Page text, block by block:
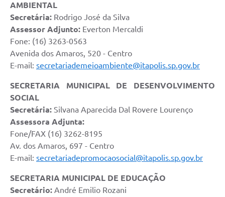
AMBIENTAL
Secretária: Rodrigo José da Silva
Assessor Adjunto: Everton Mercaldi
Fone: (16) 3263-0563
Avenida dos Amaros, 520 - Centro
E-mail: secretariademeioambiente@itapolis.sp.gov.br
SECRETARIA MUNICIPAL DE DESENVOLVIMENTO
SOCIAL
Secretária: Silvana Aparecida Dal Rovere Lourenço
Assessora Adjunta:
Fone/FAX (16) 3262-8195
Av. dos Amaros, 697 - Centro
E-mail: secretariadepromocaosocial@itapolis.sp.gov.br
SECRETARIA MUNICIPAL DE EDUCAÇÃO
Secretário: André Emilio Rozani